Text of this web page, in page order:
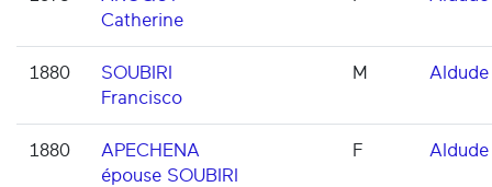
Catherine
1880
SOUBIRI
Francisco
M Aldude
1880
APECHENA
épouse SOUBIRI
F Aldude